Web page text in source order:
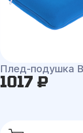
Плед-подушка
1017 ₽